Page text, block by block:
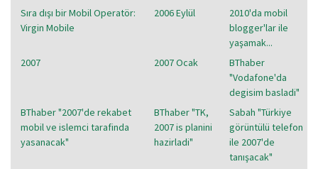
Sıra dışı bir Mobil Operatör:
Virgin Mobile
2006 Eylül
2010'da mobil
blogger'lar ile
yaşamak...
2007
2007 Ocak
BThaber
"Vodafone'da
degisim basladi"
BThaber "2007'de rekabet
mobil ve islemci tarafinda
yasanacak"
BThaber "TK,
2007 is planini
hazirladi"
Sabah "Türkiye
görüntülü telefon
ile 2007'de
tanışacak"